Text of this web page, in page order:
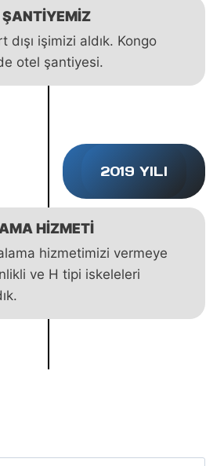
ŞANTIYEMIZ
işimizi aldık. Kongo
otel şantiyesi.
2019 YILI
HIZMETI
hizmetimizi vermeye
ve H tipi iskeleleri